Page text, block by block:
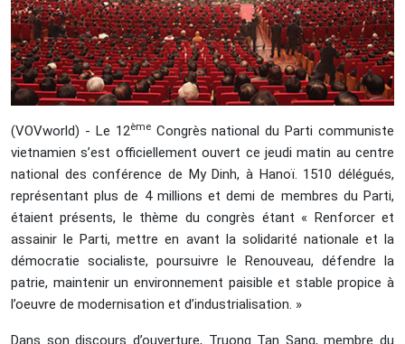
(VOVworld) - Le 12èmeCongrès national du Parti communiste
vietnamien s’est officiellement ouvert ce jeudi matin au centre
national des conférence de My Dinh, à Hanoï. 1510 délégués,
représentant plus de 4 millions et demi de membres du Parti,
étaient présents, le thème du congrès étant « Renforcer et
assainir le Parti, mettre en avant la solidarité nationale et la
démocratie socialiste, poursuivre le Renouveau, défendre la
patrie, maintenir un environnement paisible et stable propice à
l’oeuvre de modernisation et d’industrialisation. »
Dans son discours d’ouverture, Truong Tan Sang, membre du